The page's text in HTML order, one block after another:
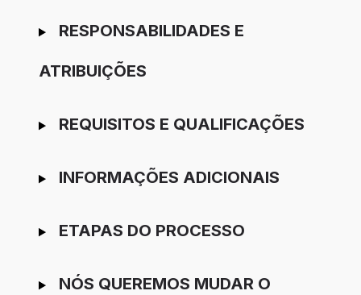
RESPONSABILIDADES E
ATRIBUIÇÕES
REQUISITOS E QUALIFICAÇÕES
INFORMAÇÕES ADICIONAIS
ETAPAS DO PROCESSO
NÓS QUEREMOS MUDAR O